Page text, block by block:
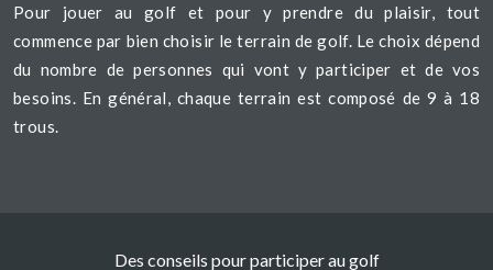
Pour jouer au golf et pour y prendre du plaisir, tout
commence par bien choisir le terrain de golf. Le choix dépend
du nombre de personnes qui vont y participer et de vos
besoins. En général, chaque terrain est composé de 9 à 18
trous.
Des conseils pour participer au golf